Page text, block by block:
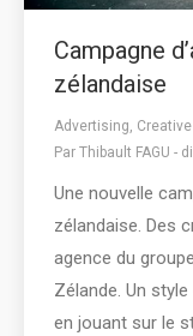
Campagne
zélandaise
Advertising,
Par Thibault FAGU -
Une nouvelle
zélandaise. Des
agence du
Zélande. Un
en jouant sur le